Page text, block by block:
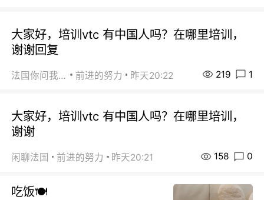
大家好，培训vtc 有中国人吗？在哪里培训，
谢谢回复
法国你问我答 前进的努力 昨天20:22 219 1
大家好，培训vtc 有中国人吗？在哪里培训，
谢谢
闲聊法国 前进的努力 昨天20:21 158 0
吃饭🍽️